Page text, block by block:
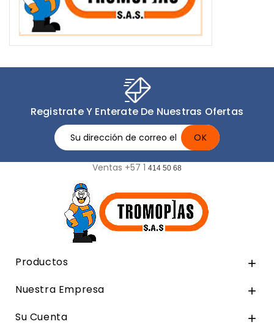
Registrate Y Enterate De Nuestras Ofertas
Ventas +57 1 414 50 68
Productos 
Nuestra Empresa 
Su Cuenta 